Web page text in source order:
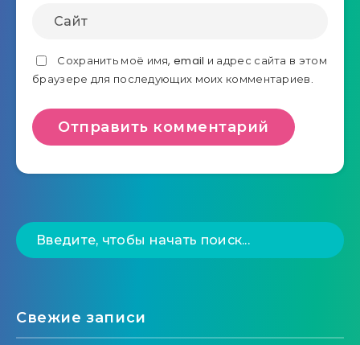
Сохранить моё имя, email и адрес сайта в этом
браузере для последующих моих комментариев.
Свежие записи